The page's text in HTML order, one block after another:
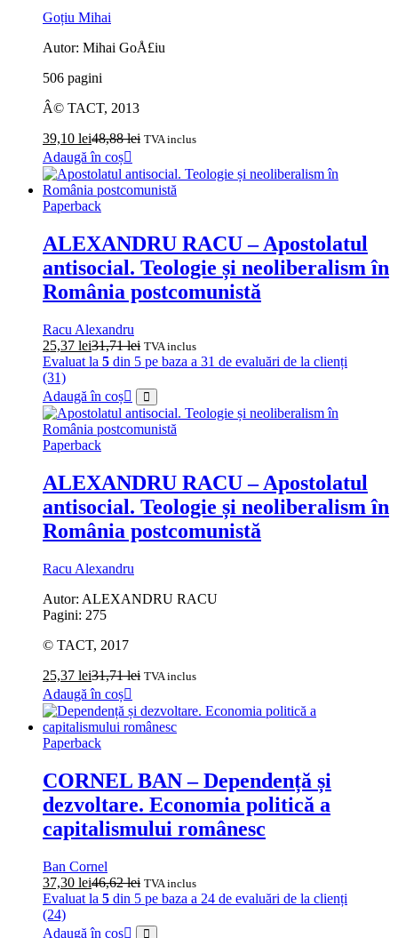
Goțiu Mihai
Autor: Mihai GoÅ£iu
506 pagini
Â© TACT, 2013
39,10 lei48,88lei TVA inclus
Adaugă în coș
Paperback
ALEXANDRU RACU – Apostolatul
antisocial. Teologie și neoliberalism în
România postcomunistă
Racu Alexandru
25,37 lei31,71lei TVA inclus
Evaluat la 5 din 5 pe baza a 31 de evaluări de la clienți
(31)
Adaugă în coș
Paperback
ALEXANDRU RACU – Apostolatul
antisocial. Teologie și neoliberalism în
România postcomunistă
Racu Alexandru
Autor: ALEXANDRU RACU
Pagini: 275
© TACT, 2017
25,37 lei31,71lei TVA inclus
Adaugă în coș
Paperback
CORNEL BAN – Dependență și
dezvoltare. Economia politică a
capitalismului românesc
Ban Cornel
37,30 lei46,62lei TVA inclus
Evaluat la 5 din 5 pe baza a 24 de evaluări de la clienți
(24)
Adaugă în coș